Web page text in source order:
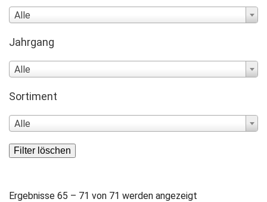
Alle
Jahrgang
Alle
Sortiment
Alle
Filter löschen
Ergebnisse 65 – 71 von 71 werden angezeigt